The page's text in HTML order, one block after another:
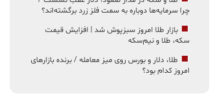
چرا سرمایه‌ها دوباره به سمت فلز زرد برگشته‌اند؟
بازار طلا امروز سبزپوش شد | افزایش قیمت
سکه، طلا و نیم‌سکه
طلا، دلار و بورس روی میز معامله / برنده بازارهای
امروز کدام بود؟